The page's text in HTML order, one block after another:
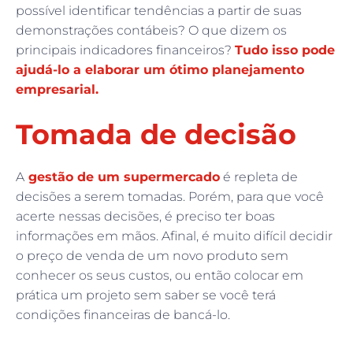
possível identificar tendências a partir de suas
demonstrações contábeis? O que dizem os
principais indicadores financeiros? Tudo isso pode
ajudá-lo a elaborar um ótimo planejamento
empresarial.
Tomada de decisão
A gestão de um supermercado é repleta de
decisões a serem tomadas. Porém, para que você
acerte nessas decisões, é preciso ter boas
informações em mãos. Afinal, é muito difícil decidir
o preço de venda de um novo produto sem
conhecer os seus custos, ou então colocar em
prática um projeto sem saber se você terá
condições financeiras de bancá-lo.